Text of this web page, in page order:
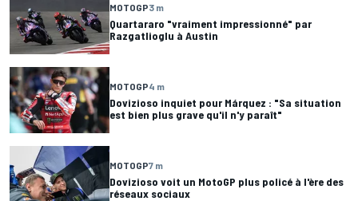
MOTOGP3 m
Quartararo "vraiment impressionné" par
Razgatlioglu à Austin
MOTOGP4 m
Dovizioso inquiet pour Márquez : "Sa situation
est bien plus grave qu'il n'y paraît"
MOTOGP7 m
Dovizioso voit un MotoGP plus policé à l'ère des
réseaux sociaux